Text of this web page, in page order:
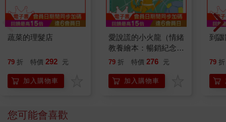
79 折 特價 292 元
加入購物車
愛說謊的小火龍（情緒
教養繪本：暢銷紀念
版）【SEL情緒素養｜
氣】★坦承一切是彌補
錯誤的第一步★陪孩子
79 折 特價 276 元
加入購物車
到
79 折
您可能會喜歡